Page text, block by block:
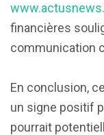
financières
communication
En conclusion,
un signe positif
pourrait